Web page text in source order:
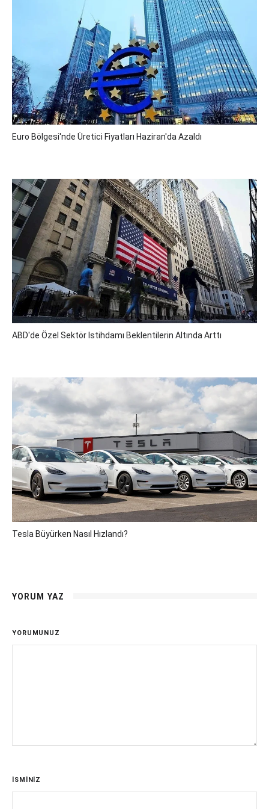
Euro Bölgesi'nde Üretici Fiyatları Haziran'da Azaldı
ABD'de Özel Sektör Istihdamı Beklentilerin Altında Arttı
Tesla Büyürken Nasıl Hızlandı?
YORUM YAZ
YORUMUNUZ
İSMİNİZ